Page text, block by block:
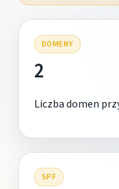
DOMENY
2
Liczba domen
SPF